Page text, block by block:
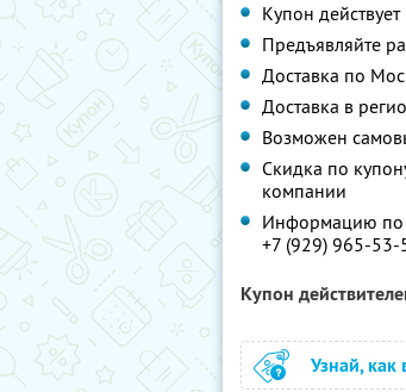
Купон
Предъявляйте
Доставка по
Доставка в
Возможен
Скидка по
компании
Информацию по
+7 (929) 965-53-
Купон
Узнай, как